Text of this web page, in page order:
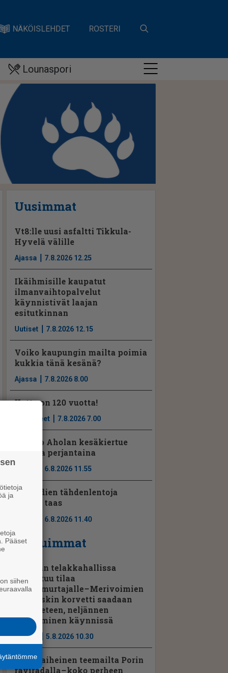
NÄKÖISLEHDET ROSTERI
Lounaspori
Uusimmat
Vt8:lle uusi asfaltti Tikkula-
Hyvelä välille
Ajassa 7.8.2026 12.25
Ikäihmisille kaupatut
ilmanvaihtopalvelut
käynnistivät laajan
esitutkinnan
Uutiset 7.8.2026 12.15
Voiko kaupungin mailta poimia
kukkia tänä kesänä?
Ajassa 7.8.2026 8.00
Katto on 120 vuotta!
Mielipiteet 7.8.2026 7.00
Jarkko Aholan kesäkiertue
Porissa perjantaina
6.8.2026 11.55
Perseidien tähdenlentoja
näkyy taas
6.8.2026 11.40
Luetuimmat
Rauman telakkahallissa
vapautuu tilaa
jenkkimurtajalle – Merivoimien
kolmaskin korvetti saadaan
pian veteen, neljännen
kokoaminen käynnissä
Uutiset 5.8.2026 10.30
Hevosaiheinen teemailta Porin
raviradalla – koko perheen
ja
Pääset
siihen